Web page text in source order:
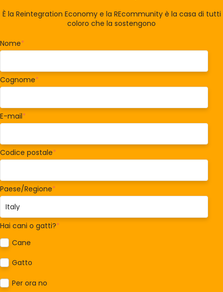
È la Reintegration Economy e la REcommunity è la casa di tutti
coloro che la sostengono
Nome*
Cognome*
E-mail*
Codice postale*
Paese/Regione*
Hai cani o gatti?*
Cane
Gatto
Per ora no